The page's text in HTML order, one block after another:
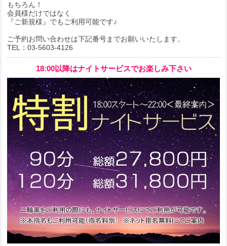
もちろん！
会員様だけではなく
『ご新規様』でもご利用可能です♪
ご予約お問い合わせは下記番号までお願いいたします。
TEL：03-5603-4126
18:00以降はナイトサービスでお楽しみ下さい